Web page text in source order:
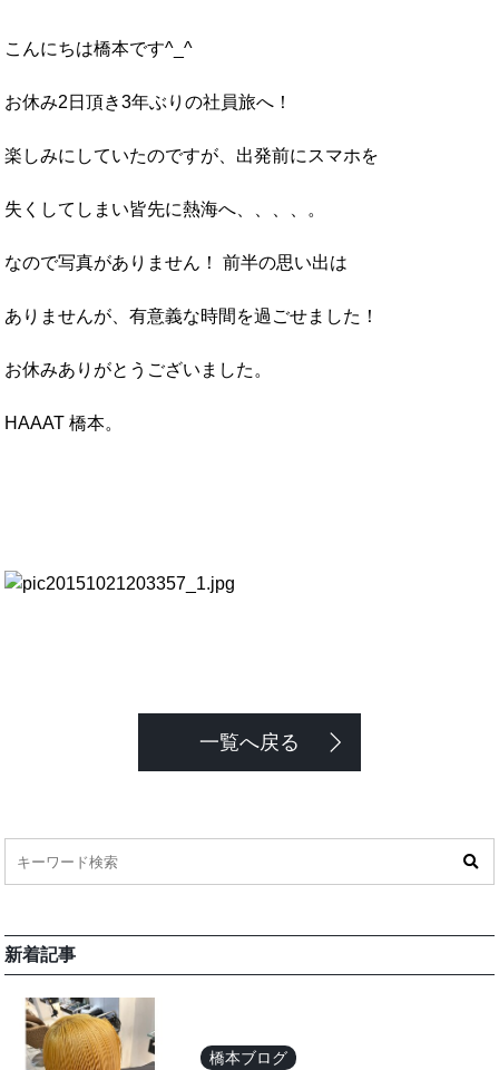
こんにちは橋本です^_^
お休み2日頂き3年ぶりの社員旅へ！
楽しみにしていたのですが、出発前にスマホを
失くしてしまい皆先に熱海へ、、、、。
なので写真がありません！ 前半の思い出は
ありませんが、有意義な時間を過ごせました！
お休みありがとうございました。
HAAAT 橋本。
一覧へ戻る
新着記事
橋本ブログ